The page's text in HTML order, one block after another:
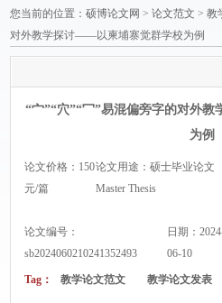
您当前的位置：硕博论文网 >论文范文 >教
对外教学探讨——以柬埔寨觉群学校为例
“宀”“穴”“冖”易混偏旁字的对外
为例
论文价格：150
元/篇
论文用途：硕士毕业论文
Master Thesis
论文编号：
sb2024060210241352493
日期：
06-10
Tag： 教学论文范文 教学论文发表